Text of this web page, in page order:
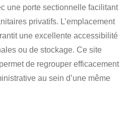
une porte sectionnelle facilitant
privatifs. L’emplacement
une excellente accessibilité
ou de stockage. Ce site
de regrouper efficacement
au sein d’une même